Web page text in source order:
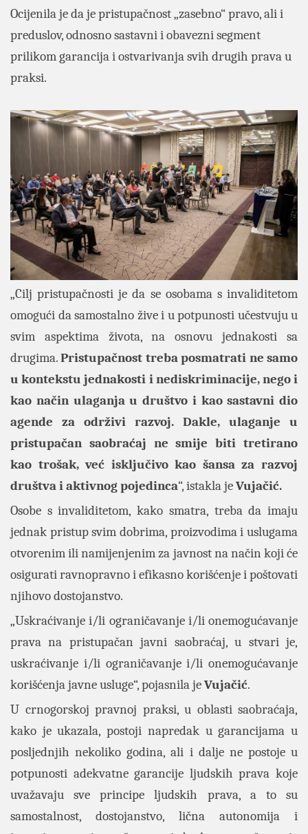
Ocijenila je da je pristupačnost „zasebno“ pravo, ali i
preduslov, odnosno sastavni i obavezni segment
prilikom garancija i ostvarivanja svih drugih prava u
praksi.
„Cilj pristupačnosti je da se osobama s invaliditetom
omogući da samostalno žive i u potpunosti učestvuju u
svim aspektima života, na osnovu jednakosti sa
drugima.Pristupačnost treba posmatrati ne samo
u kontekstu jednakosti i nediskriminacije, nego i
kao način ulaganja u društvo i kao sastavni dio
agende za održivi razvoj. Dakle, ulaganje u
pristupačan saobraćaj ne smije biti tretirano
kao trošak, već isključivo kao šansa za razvoj
društva i aktivnog pojedinca“, istakla jeVujačić.
Osobe s invaliditetom, kako smatra, treba da imaju
jednak pristup svim dobrima, proizvodima i uslugama
otvorenim ili namijenjenim za javnost na način koji će
osigurati ravnopravno i efikasno korišćenje i poštovati
njihovo dostojanstvo.
„Uskraćivanje i/li ograničavanje i/li onemogućavanje
prava na pristupačan javni saobraćaj, u stvari je,
uskraćivanje i/li ograničavanje i/li onemogućavanje
korišćenja javne usluge“, pojasnila jeVujačić.
U crnogorskoj pravnoj praksi, u oblasti saobraćaja,
kako je ukazala, postoji napredak u garancijama u
posljednjih nekoliko godina, ali i dalje ne postoje u
potpunosti adekvatne garancije ljudskih prava koje
uvažavaju sve principe ljudskih prava, a to su
samostalnost, dostojanstvo, lična autonomija i